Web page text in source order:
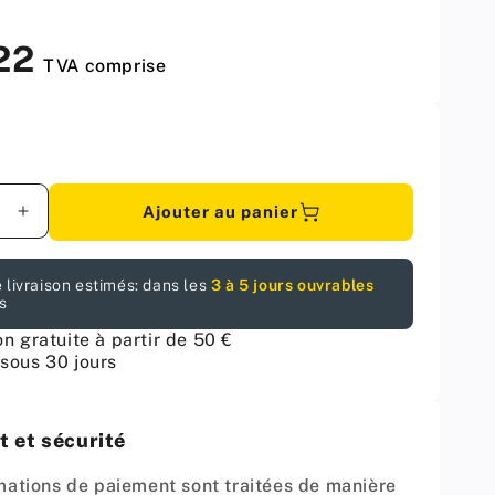
TVA comprise
Augmenter
la
pour
de
2
Symétriques
+
2
Ajouter au panier
livraison estimés: dans les 3 à 5 jours ouvrables
gratuite à partir de 50 €
30 jours
et sécurité
de paiement sont traitées de manière